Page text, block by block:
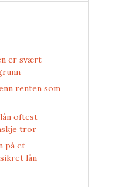
er svært
renten som
oftest
tror
på et
lån